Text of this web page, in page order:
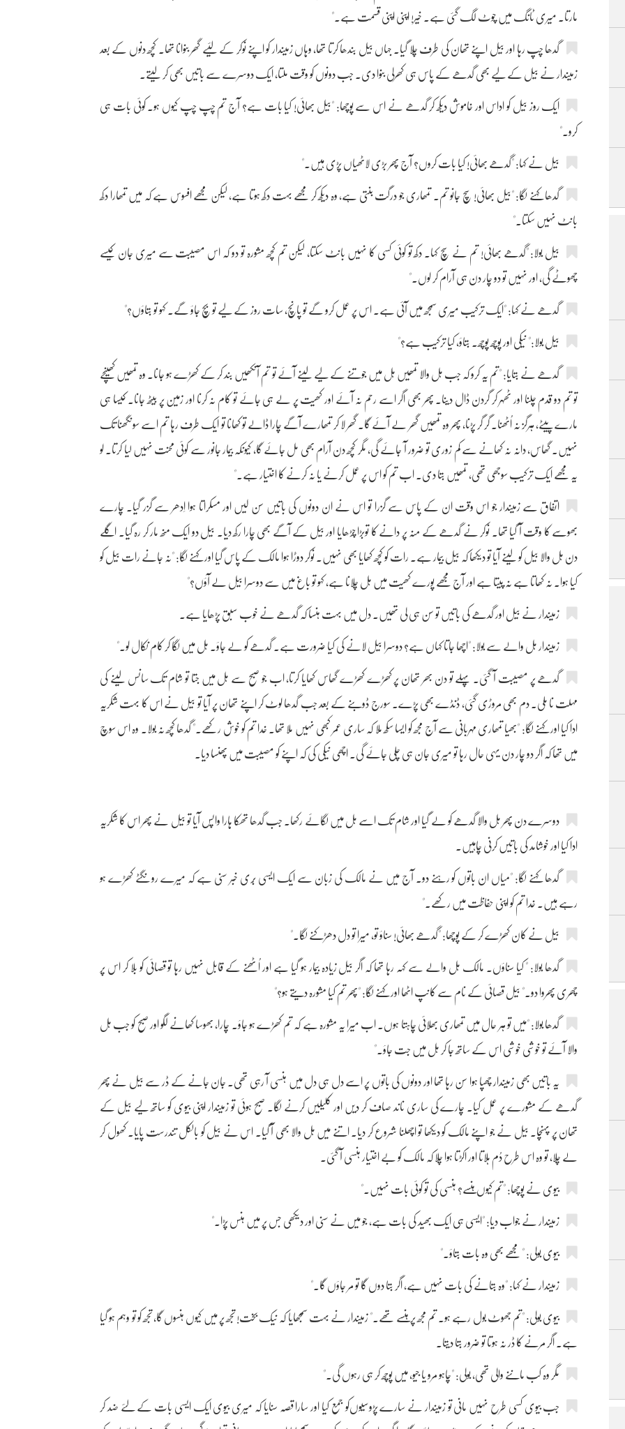
مارتا۔ میری ٹانگ میں چوٹ لگ گئی ہے۔ خیر! اپنی اپنی قسمت ہے۔"
گدھا چپ رہا اور بیل اپنے تھان کی طرف چلا گیا۔ جہاں بیل بندھا کرتا تھا، وہاں زمیندار کو اپنے نوکر کے لئیے گھر بنوانا تھا۔ کچھ دنوں کے بعد
زمیندار نے بیل کے لیے بھی گدھے کے پاس ہی کھرلی بنوا دی۔ جب دونوں کو وقت ملتا، ایک دوسرے سے باتیں بھی کر لیتے۔
ایک روز بیل کو اداس اور خاموش دیکھ کر گدھے نے اس سے پوچھا: "بیل بھائی! کیا بات ہے؟ آج تم چپ چپ کیوں ہو۔ کوئی بات ہی
کرو۔"
بیل نے کہا: "گدھے بھائی! کیا بات کروں؟ آج پھر بڑی لاٹھیاں پڑی ہیں۔"
گدھا کہنے لگا: "بیل بھائی! سچ جانو تم۔ تمھاری جو درگت بنتی ہے، وہ دیکھ کر مجھے بہت دکھ ہوتا ہے، لیکن مجھے افسوس ہے کہ میں تمھارا دکھ
بانٹ نہیں سکتا۔"
بیل بولا: "گدھے بھائی! تم نے سچ کہا۔ دکھ تو کوئی کسی کا نہیں بانٹ سکتا، لیکن تم کچھ مشورہ تو دو کہ اس مصیبت سے میری جان کیسے
چھوٹے گی، اور نہیں تو دو چار دن ہی آرام کر لوں۔"
گدھے نے کہا: "ایک ترکیب میری سمجھ میں آئی ہے۔ اس پر عمل کرو گے تو پانچ، سات روز کے لیے تو بچ جاؤ گے۔ کہو تو بتاؤں؟"
بیل بولا:" نیکی اور پوچھ پوچھ۔ بتاؤ، کیا ترکیب ہے؟"
گدھے نے بتایا: "تم یہ کرو کہ جب ہل والا تمھیں ہل میں جوتنے کے لیے لینے آئے تو تم آنکھیں بند کر کے کھڑے ہو جانا۔ وہ تمھیں کھینچے
تو تم دو قدم چلنا اور ٹھہر کر گردن ڈال دینا۔ پھر بھی اگر اسے رحم نہ آئے اور کھیت پر لے ہی جائے تو کام نہ کرنا اور زمین پر بیٹھ جانا۔ کیسا ہی
مارے پیٹے، ہرگز نہ اُٹھنا۔ گر گر پڑنا، پھر وہ تمھیں گھر لے آئے گا۔ گھر لا کر تمھارے آگے چارا ڈالے تو کھانا تو ایک طرف رہا تم اسے سونگھنا تک
نہیں۔ گھاس، دانہ نہ کھانے سے کم زوری تو ضرور آ جائے گی، مگر کچھ دن آرام بھی مل جائے گا، کیونکہ بیمار جانور سے کوئی محنت نہیں لیا کرتا۔ لو
یہ مجھے ایک ترکیب سوجھی تھی، تمھیں بتا دی۔ اب تم کو اس پر عمل کرنے یا نہ کرنے کا اختیار ہے۔"
اتفاق سے زمیندار جو اس وقت ان کے پاس سے گزرا تو اس نے ان دونوں کی باتیں سن لیں اور مسکراتا ہوا اِدھر سے گزر گیا۔ چارے
بھوسے کا وقت آ گیا تھا۔ نوکر نے گدھے کے منہ پر دانے کا توبڑا چڑھایا اور بیل کے آگے بھی چارا رکھ دیا۔ بیل دو ایک منھ مار کر رہ گیا۔ اگلے
دن ہل والا بیل کو لینے آیا تو دیکھا کہ بیل بیمار ہے۔ رات کو کچھ کھایا بھی نہیں۔ نوکر دوڑا ہوا مالک کے پاس گیا اور کہنے لگا: "نہ جانے رات بیل کو
کیا ہوا۔ نہ کھاتا ہے نہ پیتا ہے اور آج مجھے پورے کھیت میں ہل چلانا ہے، کہو تو باغ میں سے دوسرا بیل لے آؤں؟"
زمیندار نے بیل اور گدھے کی باتیں تو سن ہی لی تھیں۔ دل میں بہت ہنسا کہ گدھے نے خوب سبق پڑھایا ہے۔
زمیندار ہل والے سے بولا: "اچھا جاتا کہاں ہے؟ دوسرا بیل لانے کی کیا ضرورت ہے۔ گدھے کو لے جاؤ۔ ہل میں لگا کر کام نکال لو۔"
گدھے پر مصیبت آ گئی۔ پہلے تو دن بھر تھان پر کھڑے کھڑے گھاس کھایا کرتا، اب جو صبح سے ہل میں جتا تو شام تک سانس لینے کی
مہلت نا ملی۔ دم بھی مروڑی گئی، ڈنڈے بھی پڑے۔ سورج ڈوبنے کے بعد جب گدھا لوٹ کر اپنے تھان پر آیا تو بیل نے اس کا بہت شکریہ
ادا کیا اور کہنے لگا: "بھیا تمھاری مہربانی سے آج مجھ کو ایسا سکھ ملا کہ ساری عمر کبھی نہیں ملا تھا۔ خدا تم کو خوش رکھے۔" گدھا کچھ نہ بولا۔ وہ اس سوچ
میں تھا کہ اگر دو چار دن یہی حال رہا تو میری جان ہی چلی جائے گی۔ اچھی نیکی کی کہ اپنے کو مصیبت میں پھنسا دیا۔
دوسرے دن پھر ہل والا گدھے کو لے گیا اور شام تک اسے ہل میں لگائے رکھا۔ جب گدھا تھکا ہارا واپس آیا تو بیل نے پھر اس کا شکریہ
ادا کیا اور خوشامد کی باتیں کرنی چاہیں۔
گدھا کہنے لگا: "میاں ان باتوں کو رہنے دو۔ آج میں نے مالک کی زبان سے ایک ایسی بُری خبر سنی ہے کہ میرے رونگٹے کھڑے ہو
رہے ہیں۔ خدا تم کو اپنی حفاظت میں رکھے۔"
بیل نے کان کھڑے کر کے پوچھا: "گدھے بھائی! سناؤ تو، میرا تو دل دھڑکنے لگا۔"
گدھا بولا: " کیا سناؤں۔ مالک ہل والے سے کہہ رہا تھا کہ اگر بیل زیادہ بیمار ہو گیا ہے اور اُٹھنے کے قابل نہیں رہا تو قصائی کو بلا کر اس پر
چھری پھروا دو۔" بیل قصائی کے نام سے کانپ اٹھا اور کہنے لگا:‌ "پھر تم کیا مشورہ دیتے ہو؟"
گدھا بولا: "میں تو ہر حال میں‌ تمھاری بھلائی چاہتا ہوں۔ اب میرا یہ مشورہ ہے کہ تم کھڑے ہو جاؤ۔ چارا، بھوسا کھانے لگو اور صبح کو جب ہل
والا آئے تو خوشی خوشی اس کے ساتھ جا کر ہل میں جت جاؤ۔"
یہ باتیں بھی زمیندار چھپا ہوا سن رہا تھا اور دونوں کی باتوں پر اسے دل ہی دل میں ہنسی آ رہی تھی۔ جان جانے کے ڈر سے بیل نے پھر
گدھے کے مشورے پر عمل کیا۔ چارے کی ساری ناند صاف کر دیں اور کلیلیں کرنے لگا۔ صبح ہوئی تو زمیندار اپنی بیوی کو ساتھ لیے بیل کے
تھان پر پہنچا۔ بیل نے جو اپنے مالک کو دیکھا تو اچھلنا شروع کر دیا۔ اتنے میں‌ ہل والا بھی آ گیا۔ اس نے بیل کو بالکل تندرست پایا۔ کھول کر
لے چلا، تو وہ اس طرح ‌دُم ہلاتا اور اکڑتا ہوا چلا کہ مالک کو بے اختیار ہنسی آ گئی۔
بیوی نے پوچھا: "تم کیوں ہنسے؟ ہنسی کی تو کوئی بات نہیں۔"
زمیندار نے جواب دیا: "ایسی ہی ایک بھید کی بات ہے، جو میں نے سنی اور دیکھی جس پر میں ہنس پڑا۔"
بیوی بولی:‌ " مجھے بھی وہ بات بتاؤ۔"
زمیندار نے کہا: "وہ بتانے کی بات نہیں ہے، اگر بتا دوں گا تو مر جاؤں گا۔"
بیوی بولی: "تم جھوٹ بول رہے ہو۔ تم مجھ پر ہنسے تھے۔" زمیندار نے بہت سمجھایا کہ نیک بخت! تجھ پر میں کیوں ‌ہنسوں گا، تجھ کو تو وہم ہو گیا
ہے۔ اگر مرنے کا ڈر نہ ہوتا تو ضرور بتا دیتا۔
مگر وہ کب ماننے والی تھی، بولی: "چاہو مرو یا جیو، میں پوچھ کر ہی رہوں گی۔"
جب بیوی کسی طرح نہیں مانی تو زمیندار نے سارے پڑوسیوں‌کو جمع کیا اور سارا قصہ سنایا کہ میری بیوی ایک ایسی بات کے لئے ضد کر